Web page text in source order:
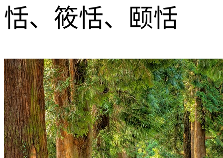
恬、筱恬、颐恬